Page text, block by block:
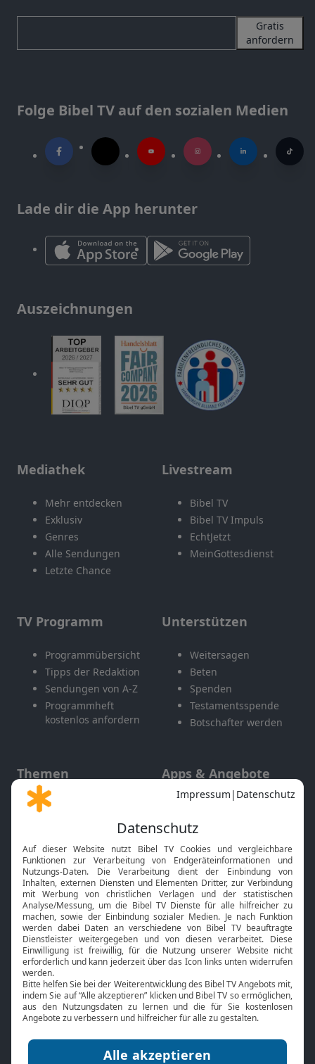
Gratis
anfordern
Folge Bibel TV auf den sozialen Medien
Lade dir die App herunter
Auszeichnungen
Mediathek
Mehr entdecken
Exklusiv
Genres
Alle Sendungen
Letzte Chance
Livestream
Bibel TV
Bibel TV Impuls
EchtJetzt
MeinGottesdienst
TV Programm
Programmübersicht
Tipps der Redaktion
Sendungen von A-Z
Programmheft
kostenlos anfordern
Unterstützen
Weitersagen
Beten
Spenden
Testamentsspende
Botschafter werden
Themen
Gott und Bibel erklärt
Neuigkeiten
Apps & Angebote
Mobile App
Smart TV
HbbTV
Bibelthek Online-Bibel
Nächster Gottesdienst
Bibel TV
Über uns
Jobs
Mediadaten
Service
Kontakt
TV-Empfang